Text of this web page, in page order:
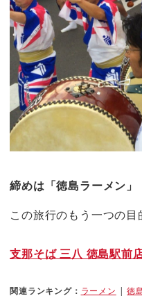
締めは「徳島ラーメン」
この旅行のもう一つの目
支那そば 三八 徳島駅前
関連ランキング： ラーメン |徳